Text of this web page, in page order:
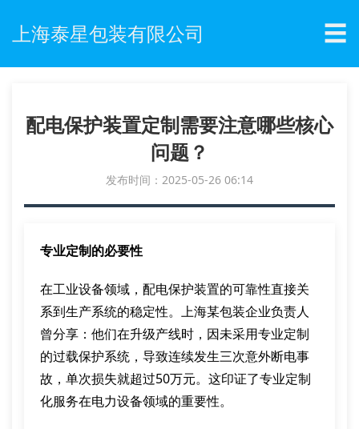
上海泰星包装有限公司 ☰
配电保护装置定制需要注意哪些核心
问题？
发布时间：2025-05-26 06:14
专业定制的必要性
在工业设备领域，配电保护装置的可靠性直接关
系到生产系统的稳定性。上海某包装企业负责人
曾分享：他们在升级产线时，因未采用专业定制
的过载保护系统，导致连续发生三次意外断电事
故，单次损失就超过50万元。这印证了专业定制
化服务在电力设备领域的重要性。